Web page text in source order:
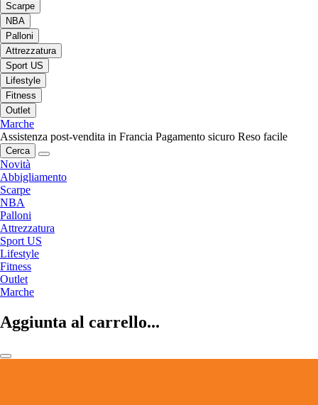
Scarpe
NBA
Palloni
Attrezzatura
Sport US
Lifestyle
Fitness
Outlet
Marche
Assistenza post-vendita in Francia Pagamento sicuro Reso facile
Cerca
Novità
Abbigliamento
Scarpe
NBA
Palloni
Attrezzatura
Sport US
Lifestyle
Fitness
Outlet
Marche
Aggiunta al carrello...